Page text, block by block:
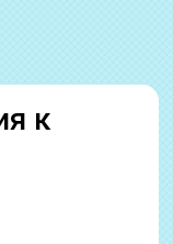
к